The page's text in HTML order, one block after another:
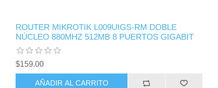
ROUTER MIKROTIK L009UIGS-RM DOBLE
NÚCLEO 880MHZ 512MB 8 PUERTOS GIGABIT
$159.00
AÑADIR AL CARRITO